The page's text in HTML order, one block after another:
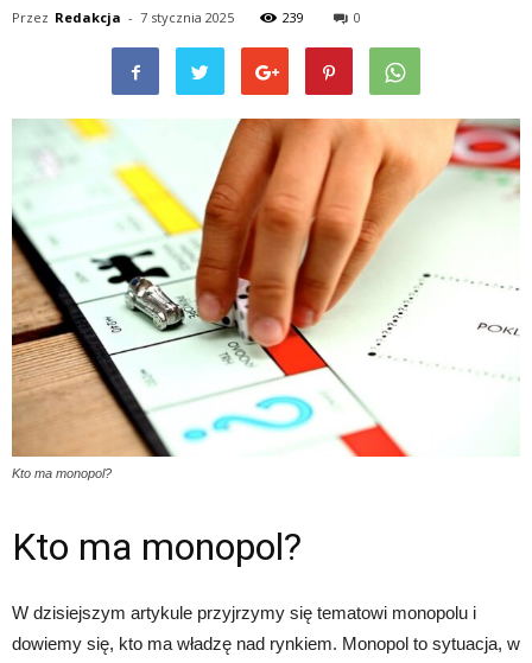
Przez Redakcja - 7 stycznia 2025 239 0
Kto ma monopol?
Kto ma monopol?
W dzisiejszym artykule przyjrzymy się tematowi monopolu i
dowiemy się, kto ma władzę nad rynkiem. Monopol to sytuacja, w